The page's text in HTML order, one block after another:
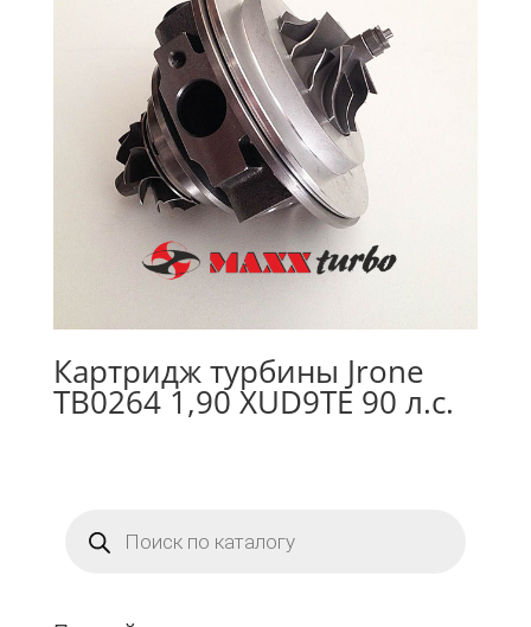
Картридж турбины Jrone
TB0264 1,90 XUD9TE 90 л.с.
товаров